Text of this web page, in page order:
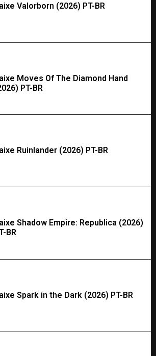
Valorborn (2026) PT-BR
Moves Of The Diamond Hand
PT-BR
Ruinlander (2026) PT-BR
Shadow Empire: Republica (2026)
BR
Spark in the Dark (2026) PT-BR